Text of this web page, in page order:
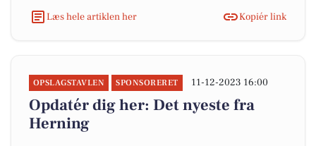
Læs hele artiklen her
Kopiér link
OPSLAGSTAVLEN SPONSORERET 11-12-2023 16:00
Opdatér dig her: Det nyeste fra
Herning